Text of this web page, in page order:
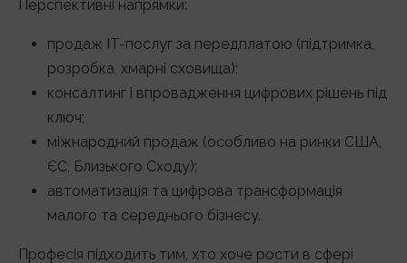
Перспективні напрямки:
продаж IT-послуг за передплатою (підтримка,
розробка, хмарні сховища);
консалтинг і впровадження цифрових рішень під
ключ;
міжнародний продаж (особливо на ринки США,
ЄС, Близького Сходу);
автоматизація та цифрова трансформація
малого та середнього бізнесу.
Професія підходить тим, хто хоче рости в сфері